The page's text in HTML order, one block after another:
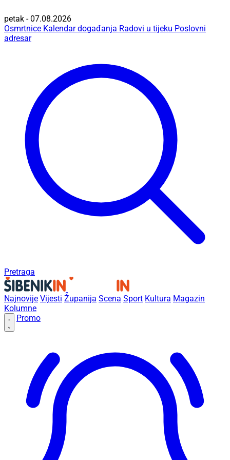
petak - 07.08.2026
Osmrtnice Kalendar događanja Radovi u tijeku Poslovni
adresar
Pretraga
Najnovije Vijesti Županija Scena Sport Kultura Magazin
Kolumne
Promo